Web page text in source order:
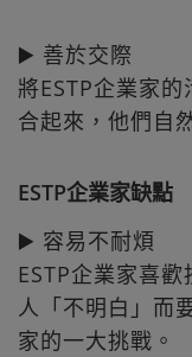
▶️ 善於交際
將ESTP企業家
合起來，他們自
ESTP企業家缺點
▶️ 容易不耐煩
ESTP企業家喜
人「不明白」而
家的一大挑戰。